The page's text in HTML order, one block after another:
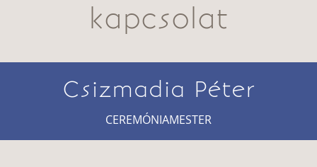
kapcsolat
Csizmadia Péter
CEREMÓNIAMESTER